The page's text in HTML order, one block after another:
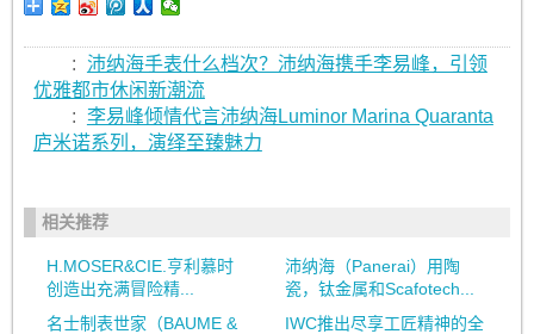
: 沛纳海手表什么档次？沛纳海携手李易峰，引领
优雅都市休闲新潮流
: 李易峰倾情代言沛纳海Luminor Marina Quaranta
庐米诺系列，演绎至臻魅力
相关推荐
H.MOSER&CIE.亨利慕时
创造出充满冒险精...
沛纳海（Panerai）用陶
瓷，钛金属和Scafotech...
名士制表世家（BAUME &
IWC推出尽享工匠精神的全